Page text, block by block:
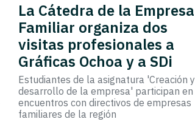
La Cátedra de la Empresa
Familiar organiza dos
visitas profesionales a
Gráficas Ochoa y a SDi
Estudiantes de la asignatura 'Creación y
desarrollo de la empresa' participan en
encuentros con directivos de empresas
familiares de la región